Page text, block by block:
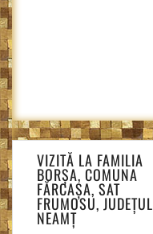
Navigare
în
articole
VIZITĂ LA FAMILIA
BORȘA, COMUNA
FĂRCAȘA, SAT
FRUMOSU, JUDEȚUL
NEAMȚ